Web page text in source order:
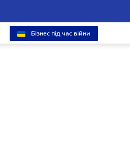
Бізнес під час війни